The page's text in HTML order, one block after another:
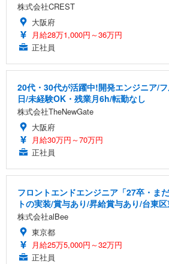
株式会社CREST
大阪府
月給28万1,000円～36万円
正社員
20代・30代が活躍中!開発エンジニア/
日/未経験OK・残業月6h/転勤なし
株式会社TheNewGate
大阪府
月給30万円～70万円
正社員
フロントエンドエンジニア「27卒・ま
トの実装/賞与あり/昇給賞与あり/台東
株式会社alBee
東京都
月給25万5,000円～32万円
正社員